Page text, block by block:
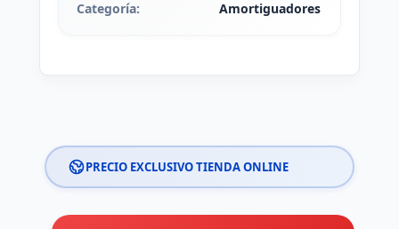
Categoría: Amortiguadores
PRECIO EXCLUSIVO TIENDA ONLINE